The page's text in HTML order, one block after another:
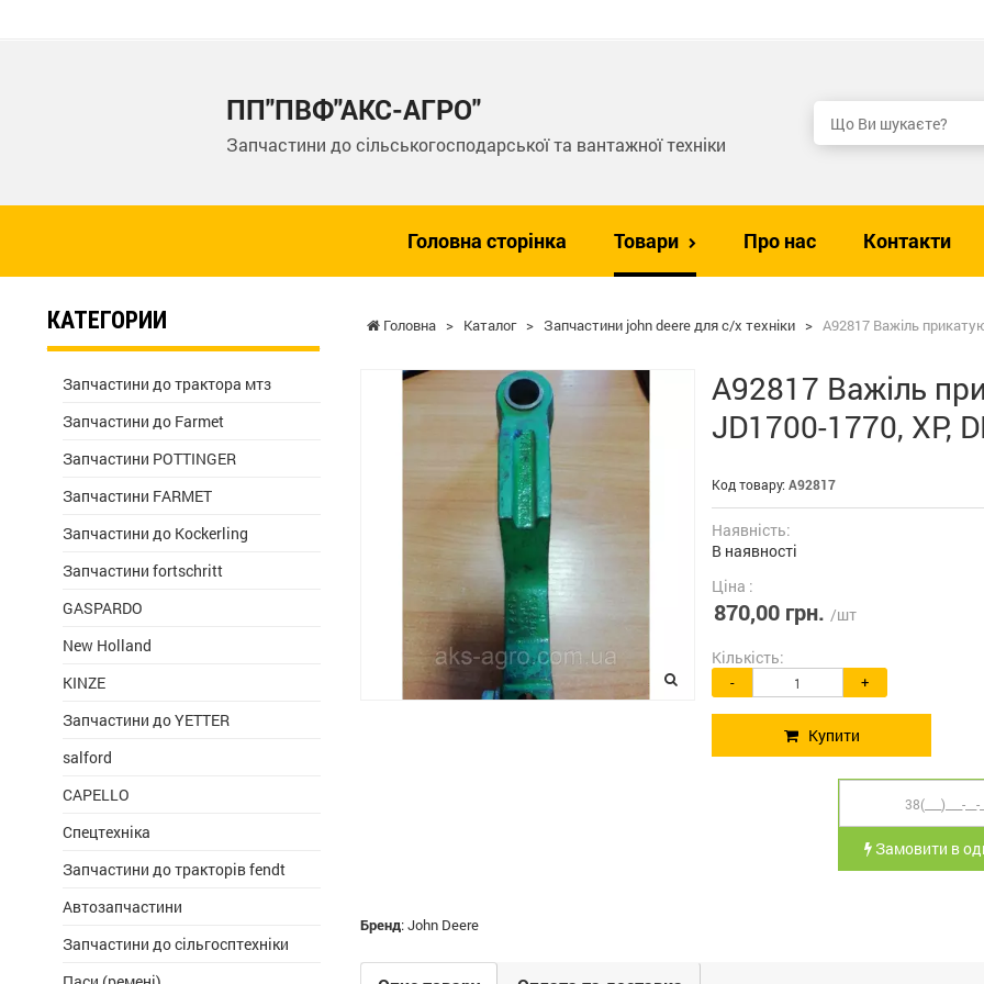
ПП"ПВФ"АКС-АГРО"
Запчастини до сільськогосподарської та вантажної техніки
Головна сторінка Товари Про нас Контакти
Головна > Каталог > Запчастини john deere для с/х техніки > A92817 Важіль
A92817 Важіль
JD1700-1770, XP,
Код товару: A92817
Наявність:
В наявності
Ціна :
870,00 грн. /шт
Кількість:
- +
Купити
Замовити в
Бренд:John Deere
КАТЕГОРИИ
Запчастини до трактора мтз
Запчастини до Farmet
Запчастини POTTINGER
Запчастини FARMET
Запчастини до Kockerling
Запчастини fortschritt
GASPARDO
New Holland
KINZE
Запчастини до YETTER
salford
CAPELLO
Спецтехніка
Запчастини до тракторів fendt
Автозапчастини
Запчастини до сільгосптехніки